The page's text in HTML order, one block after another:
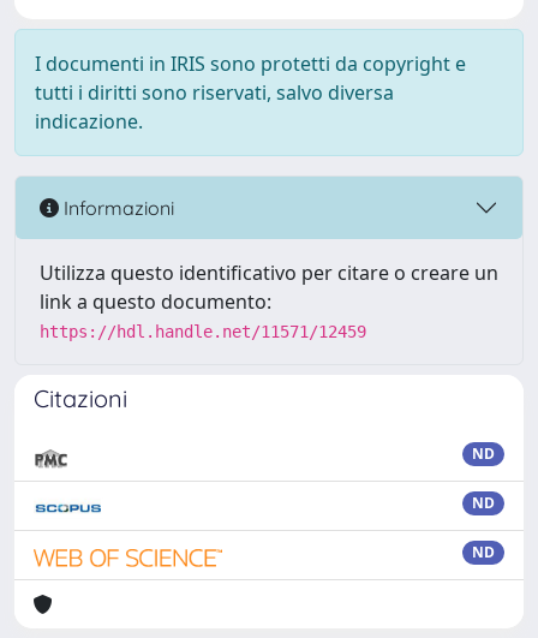
I documenti in IRIS sono protetti da copyright e
tutti i diritti sono riservati, salvo diversa
indicazione.
Informazioni
Utilizza questo identificativo per citare o creare un
link a questo documento:
https://hdl.handle.net/11571/12459
Citazioni
ND
ND
ND